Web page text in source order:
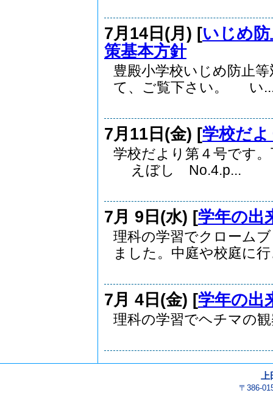
7月14日(月) [いじめ
策基本方針
豊殿小学校いじめ防止
て、ご覧下さい。 い
7月11日(金) [学校だ
学校だより第４号です
えぼし No.4.p...
7月 9日(水) [学年の出
理科の学習でクローム
ました。中庭や校庭に
7月 4日(金) [学年の出
理科の学習でヘチマ
〒386-